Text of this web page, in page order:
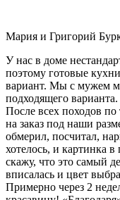
Мария и Григорий
У нас в доме
поэтому готовые
вариант. Мы с мужем
подходящего варианта.
После всех походов
на заказ под наши
обмерил, посчитал,
хотелось, и картинка
скажу, что это самый
вписалась и цвет
Примерно через 2